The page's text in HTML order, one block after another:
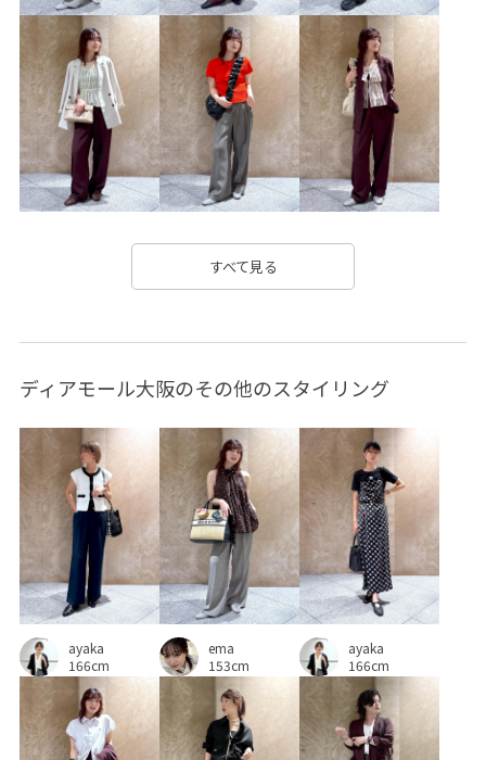
VIS_2026SS_POLO2 VIS_26SS vis_26ssbag
vis_26ss_summertops vis_okazakisae_may
vis_pickuppants Wbag_pickup Web限定カラー
Wshoes_pickup Wtops_pickup きれいに見える
きれいめ さらっとした肌触り さらりとした
オフィス
カジュアル カラーバリエーション豊富
カーディガン クッション シンプル ジャケット
スッキリ スッキリ見え ストレスフリー スラックス
セット セットアップ セットアップ対象商品 タック
デイリー使い デニムとの相性抜群 デニム合わせ
トレンド ネイル フィット感 フェミニン
ベーシック レイヤード ロングスカート
万能アイテム 上品 伸縮性 低反発 使い回し
別注 別注アイテム 収納力 取り外し可能
取り外し可能なショルダー 吸水速乾 女性らしさ
定番 抜け感 接触冷感 歩きやすい
すべて見る
ディアモール大阪のその他のスタイリング
ayaka
166cm
ema
153cm
ayaka
166cm